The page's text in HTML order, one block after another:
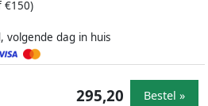
€150)
volgende dag in huis
295,20 Bestel »